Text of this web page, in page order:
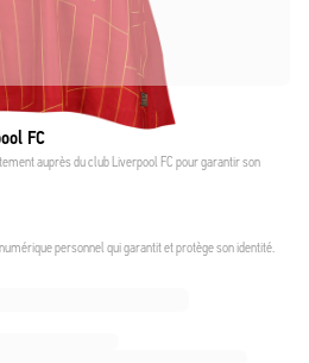
FC
auprès du club Liverpool FC pour garantir son
personnel qui garantit et protège son identité.